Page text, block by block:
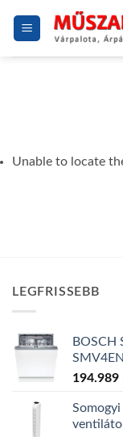
Unable to locate
LEGFRISSEBB
BOSCH
194.989